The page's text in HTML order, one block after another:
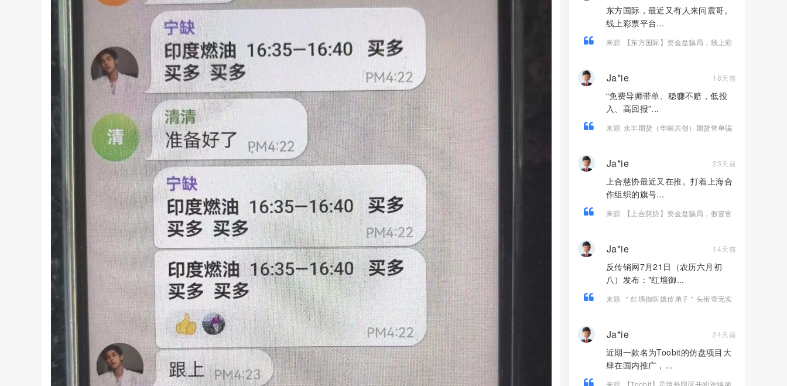
东方国际，最近又有人来问震哥。
线上彩票平台...
来源
【东方国际】资金盘骗局，线上彩
Ja*ie 18天前
“免费导师带单、稳赚不赔，低投
入、高回报”...
来源 永丰期货（华融共创）期货带单骗
Ja*ie 23天前
上合慈协最近又在推。打着上海合
作组织的旗号...
来源
【上合慈协】资金盘骗局，假冒官
Ja*ie 14天前
反传销网7月21日（农历六月初
八）发布："红墙御...
来源
＂红墙御医嫡传弟子＂头衔查无实
Ja*ie 24天前
近期一款名为Toobit的仿盘项目大
肆在国内推广，...
来源
【Toobit】是境外园区开的诈骗项